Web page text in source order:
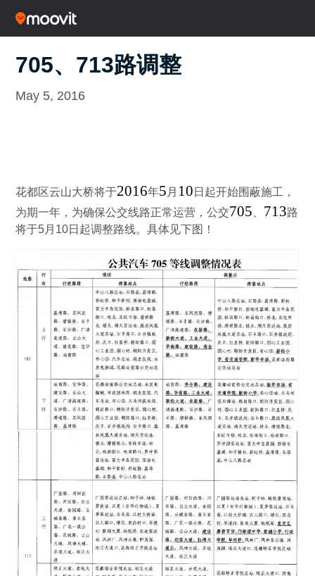
705、713路调整
May 5, 2016
花都区云山大桥将于2016年5 月 10 日起开始围蔽施工，
为期一年，为确保公交线路正常运营，公交705 713路
将于5月10日起调整路线。具体见下图！